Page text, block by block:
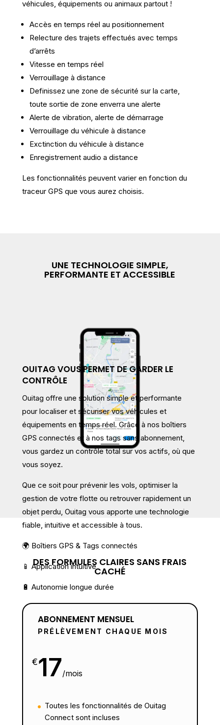
véhicules, équipements ou animaux partout !
Accès en temps réel au positionnement
Relecture des trajets effectués avec temps
d’arrêts
Vitesse en temps réel
Verrouillage à distance
Definissez une zone de sécurité sur la carte,
toute sortie de zone enverra une alerte
Alerte de vibration, alerte de démarrage
Verrouillage du véhicule à distance
Exctinction du véhicule à distance
Enregistrement audio a distance
Les fonctionnalités peuvent varier en fonction du
traceur GPS que vous aurez choisis.
UNE TECHNOLOGIE SIMPLE,
PERFORMANTE ET ACCESSIBLE
OUITAG VOUS PERMET DE GARDER LE
CONTRÔLE
Ouitag offre une solution simple et performante
pour localiser et sécuriser vos véhicules et
équipements en temps réel. Grâce à nos boîtiers
GPS connectés et à nos tags sans abonnement,
vous gardez un contrôle total sur vos actifs, où que
vous soyez.
Que ce soit pour prévenir les vols, optimiser la
gestion de votre flotte ou retrouver rapidement un
objet perdu, Ouitag vous apporte une technologie
fiable, intuitive et accessible à tous.
🌍 Boîtiers GPS & Tags connectés
📱 Application intuitive
🔋 Autonomie longue durée
DES FORMULES CLAIRES SANS FRAIS
CACHÉ
ABONNEMENT MENSUEL
PRÉLÈVEMENT CHAQUE MOIS
€17/mois
Toutes les fonctionnalités de Ouitag
Connect sont incluses